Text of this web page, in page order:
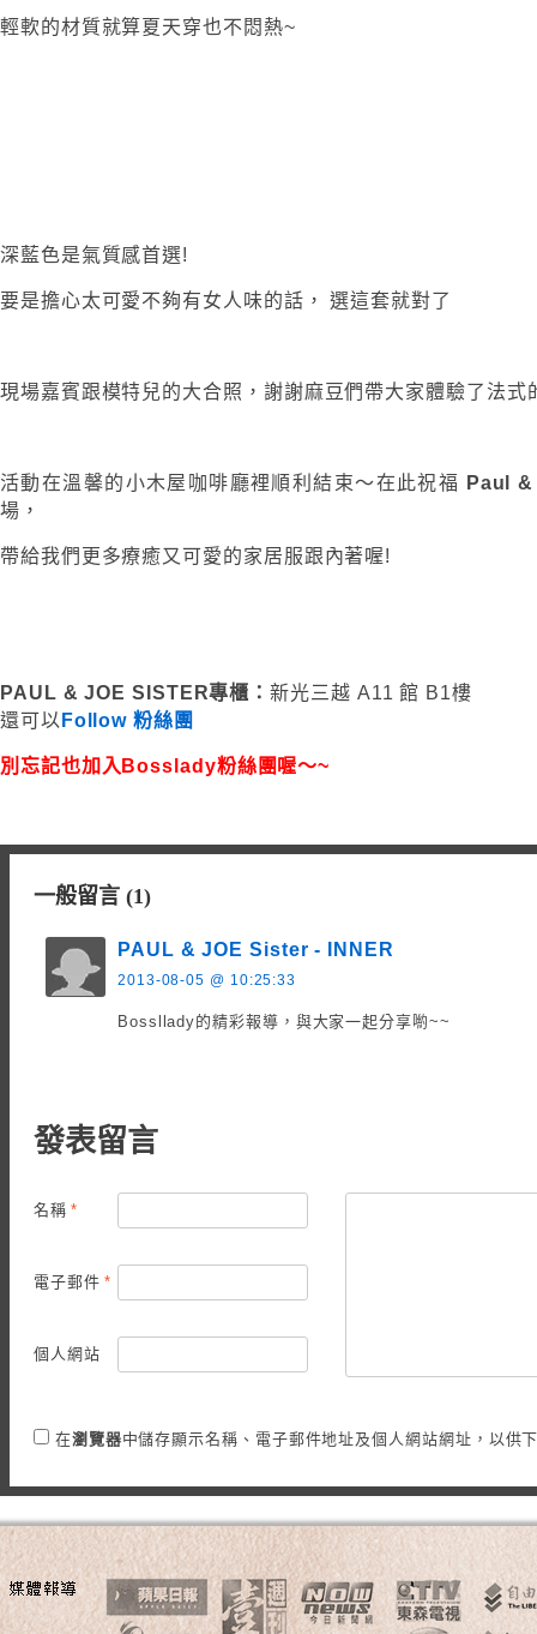
輕軟的材質就算夏天穿也不悶熱~
深藍色是氣質感首選!
要是擔心太可愛不夠有女人味的話， 選這套就對了
現場嘉賓跟模特兒的大合照，謝謝麻豆們帶大家體驗了法式
活動在溫馨的小木屋咖啡廳裡順利結束～在此祝福
Paul
場，
帶給我們更多療癒又可愛的家居服跟內著喔!
PAUL & JOE SISTER專櫃：新光三越 A11 館 B1樓
還可以 Follow 粉絲團
別忘記也加入Bosslady粉絲團喔～~
一般留言 (1)
PAUL & JOE Sister - INNER
2013-08-05 @ 10:25:33
Bossllady的精彩報導，與大家一起分享喲~~
發表留言
名稱 *
電子郵件 *
個人網站
在瀏覽器中儲存顯示名稱、電子郵件地址及個人網站網址，以供